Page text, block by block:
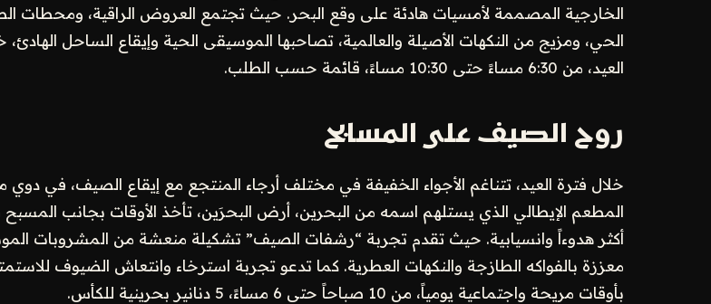
الخارجية المصممة لأمسيات هادئة على وقع البحر. حيث تجتمع العروض الراقية، ومحطات
الحي، ومزيج من النكهات الأصيلة والعالمية، تصاحبها الموسيقى الحية وإيقاع الساحل الهادئ،
العيد، من 6:30 مساءً حتى 10:30 مساءً، قائمة حسب الطلب.
روح الصيف على المسابح
خلال فترة العيد، تتناغم الأجواء الخفيفة في مختلف أرجاء المنتجع مع إيقاع الصيف، في دوي
المطعم الإيطالي الذي يستلهم اسمه من البحرين، أرض البحرَين، تأخذ الأوقات بجانب المسبح
أكثر هدوءاً وانسيابية. حيث تقدم تجربة “رشفات الصيف” تشكيلة منعشة من المشروبات
معززة بالفواكه الطازجة والنكهات العطرية. كما تدعو تجربة استرخاء وانتعاش الضيوف
بأوقات مريحة واجتماعية يومياً، من 10 صباحاً حتى 6 مساءً، 5 دنانير بحرينية للكأس.